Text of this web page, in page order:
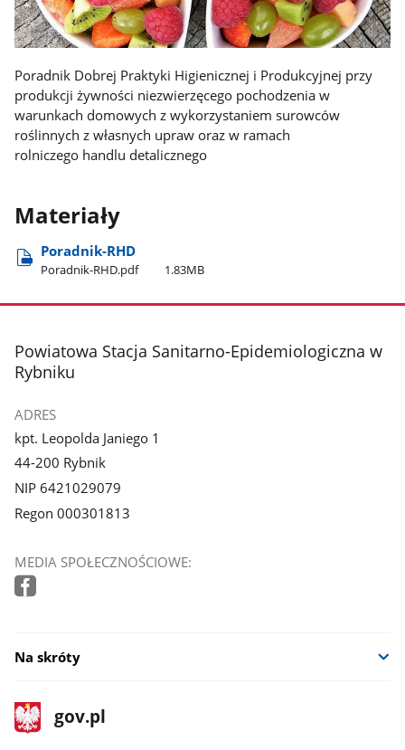
Poradnik Dobrej Praktyki Higienicznej i Produkcyjnej przy
produkcji żywności niezwierzęcego pochodzenia w
warunkach domowych z wykorzystaniem surowców
roślinnych z własnych upraw oraz w ramach
rolniczego handlu detalicznego
Materiały
Poradnik-RHD
Poradnik-RHD.pdf 1.83MB
stopka
Powiatowa Stacja Sanitarno-Epidemiologiczna w
Rybniku
ADRES
kpt. Leopolda Janiego 1
44-200 Rybnik
NIP 6421029079
Regon 000301813
MEDIA SPOŁECZNOŚCIOWE:
Na skróty
stopka
gov.pl
Strona
gov.pl